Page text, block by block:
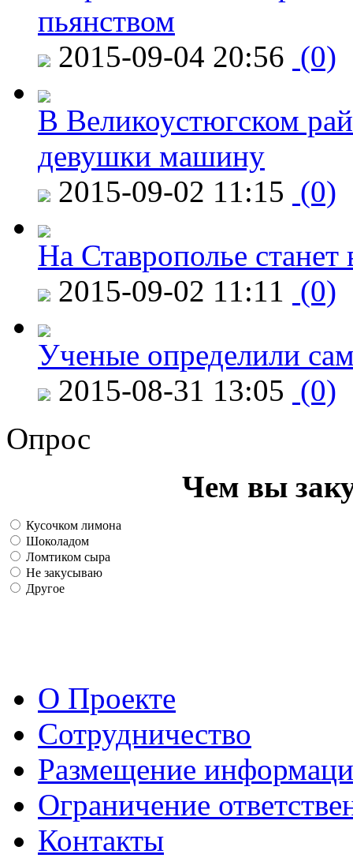
пьянством
2015-09-04 20:56 (0)
В Великоустюгском
девушки машину
2015-09-02 11:15 (0)
На Ставрополье
2015-09-02 11:11 (0)
Ученые определили
2015-08-31 13:05 (0)
Опрос
Чем вы
Кусочком лимона
Шоколадом
Ломтиком сыра
Не закусываю
Другое
О Проекте
Сотрудничество
Размещение
Ограничение
Контакты